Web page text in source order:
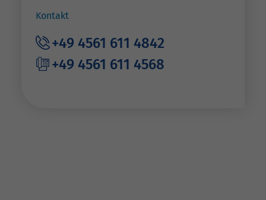
Kontakt
+49 4561 611 4842
+49 4561 611 4568